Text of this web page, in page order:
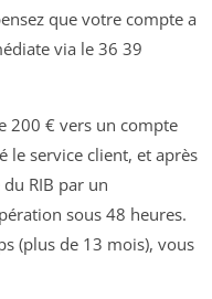
que votre compte a
via le 36 39
200 € vers un compte
le service client, et après
RIB par un
sous 48 heures.
(plus de 13 mois), vous